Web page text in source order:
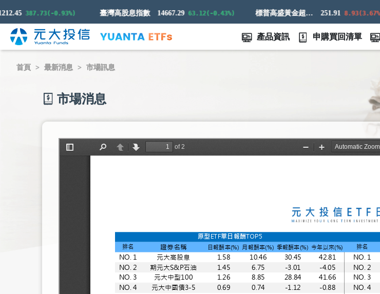
387.73(-0.93%) 臺灣高股息指數 14667.29 63.12(-0.43%) 標普高盛黃金超額回報指數 251.91 8.93(3.67%)
產品資訊 申購買回清單
首頁 最新消息 市場訊息
市場消息